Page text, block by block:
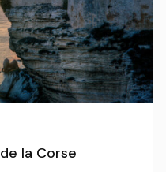
la Corse